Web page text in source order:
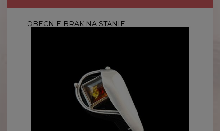
OBECNIE BRAK NA STANIE